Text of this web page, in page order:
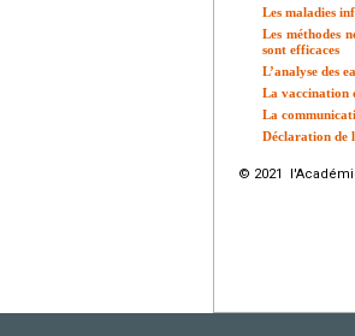
Les maladies
Les méthodes
sont efficaces
L’analyse des
La vaccination
La
Déclaration de
© 2021